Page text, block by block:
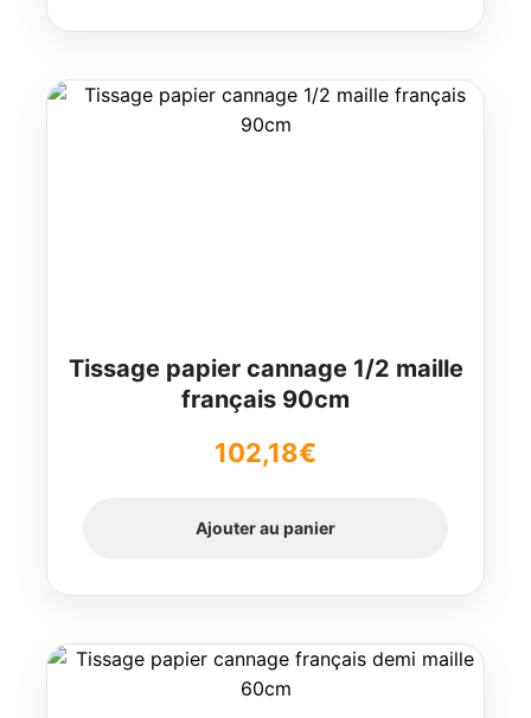
Tissage papier cannage 1/2 maille
français 90cm
102,18€
Ajouter au panier